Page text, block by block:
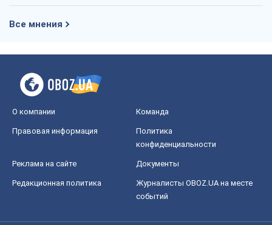
Все мнения
О компании Команда
Правовая информация
Политика
конфиденциальности
Реклама на сайте Документы
Редакционная политика
Журналисты OBOZ.UA на месте
событий